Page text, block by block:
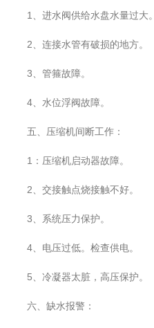
1、进水阀供给水盘水量过大。
2、连接水管有破损的地方。
3、管箍故障。
4、水位浮阀故障。
五、压缩机间断工作：
1：压缩机启动器故障。
2、交接触点烧接触不好。
3、系统压力保护。
4、电压过低。检查供电。
5、冷凝器太脏，高压保护。
六、缺水报警：